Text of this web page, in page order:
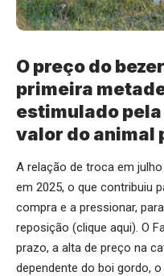
O preço do
primeira
estimulado
valor do animal
A relação de troca em
em 2025, o que contribuiu
compra e a pressionar,
reposição (clique aqui). O
prazo, a alta de preço na
dependente do boi gordo,